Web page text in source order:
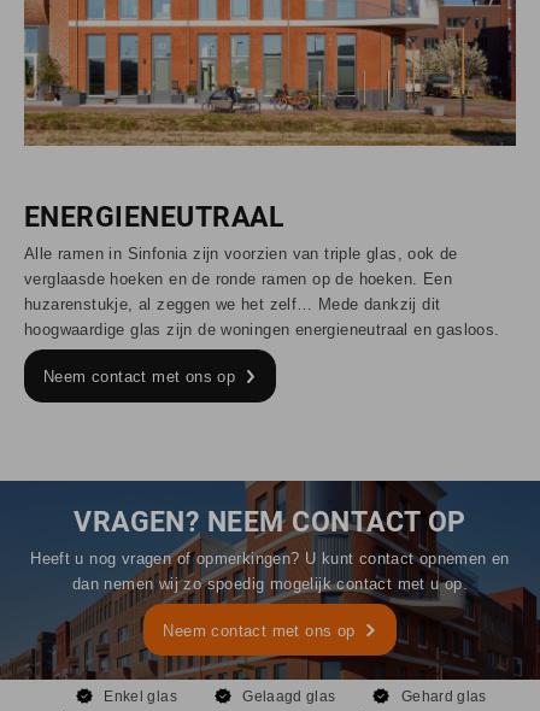
ENERGIENEUTRAAL
Alle ramen in Sinfonia zijn voorzien van triple glas, ook de
verglaasde hoeken en de ronde ramen op de hoeken. Een
huzarenstukje, al zeggen we het zelf… Mede dankzij dit
hoogwaardige glas zijn de woningen energieneutraal en gasloos.
Neem contact met ons op
VRAGEN? NEEM CONTACT OP
Heeft u nog vragen of opmerkingen? U kunt contact opnemen en
dan nemen wij zo spoedig mogelijk contact met u op.
Neem contact met ons op
Enkel glas Gelaagd glas
Gehard glas